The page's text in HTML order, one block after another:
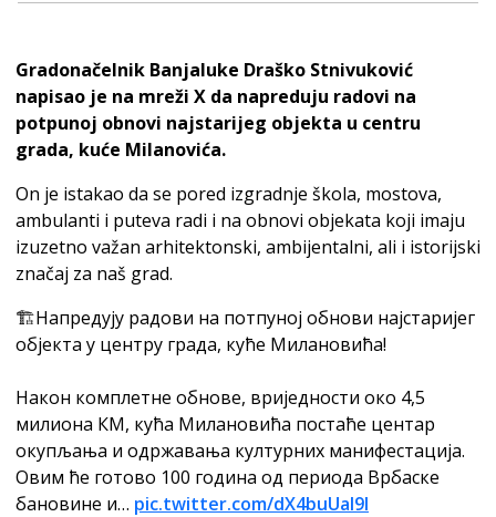
Gradonačelnik Banjaluke Draško Stnivuković
napisao je na mreži X da napreduju radovi na
potpunoj obnovi najstarijeg objekta u centru
grada, kuće Milanovića.
On je istakao da se pored izgradnje škola, mostova,
ambulanti i puteva radi i na obnovi objekata koji imaju
izuzetno važan arhitektonski, ambijentalni, ali i istorijski
značaj za naš grad.
🏗️Напредују радови на потпуној обнови најстаријег
објекта у центру града, куће Милановића!
Након комплетне обнове, вриједности око 4,5
милиона КМ, кућа Милановића постаће центар
окупљања и одржавања културних манифестација.
Овим ће готово 100 година од периода Врбаске
бановине и… pic.twitter.com/dX4buUaI9l